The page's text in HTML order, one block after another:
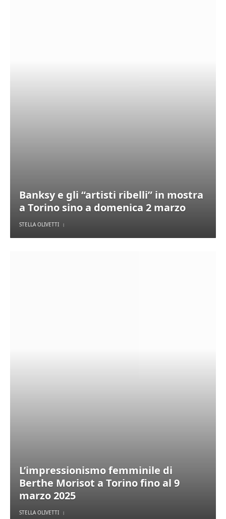
Banksy e gli “artisti ribelli” in mostra
a Torino sino a domenica 2 marzo
STELLA OLIVETTI
L’impressionismo femminile di
Berthe Morisot a Torino fino al 9
marzo 2025
STELLA OLIVETTI